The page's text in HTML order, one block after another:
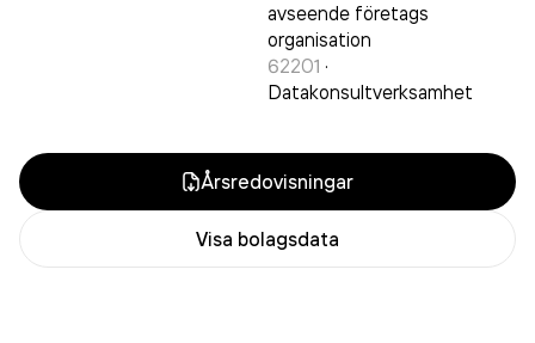
avseende företags
organisation
62201 ·
Datakonsultverksamhet
Årsredovisningar
Visa bolagsdata